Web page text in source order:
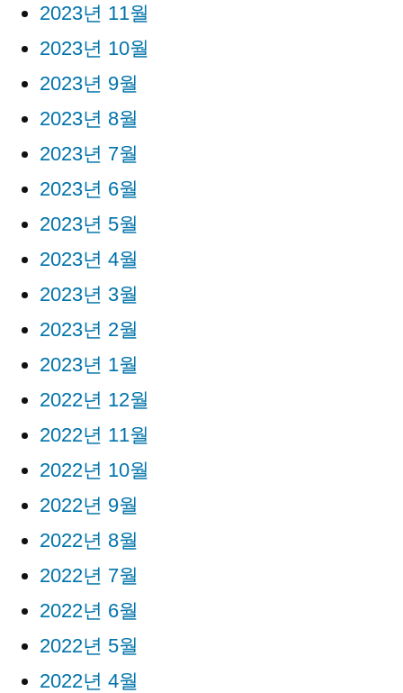
2023년 11월
2023년 10월
2023년 9월
2023년 8월
2023년 7월
2023년 6월
2023년 5월
2023년 4월
2023년 3월
2023년 2월
2023년 1월
2022년 12월
2022년 11월
2022년 10월
2022년 9월
2022년 8월
2022년 7월
2022년 6월
2022년 5월
2022년 4월